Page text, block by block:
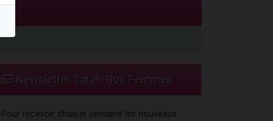
Newsletter Torah-Box Femmes
Pour recevoir chaque semaine les nouveaux